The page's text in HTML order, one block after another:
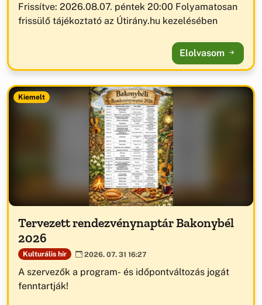
Frissítve: 2026.08.07. péntek 20:00 Folyamatosan
frissülő tájékoztató az Útirány.hu kezelésében
Elolvasom
Kiemelt
Tervezett rendezvénynaptár Bakonybél
2026
Kulturális hír 2026. 07. 31 16:27
A szervezők a program- és időpontváltozás jogát
fenntartják!